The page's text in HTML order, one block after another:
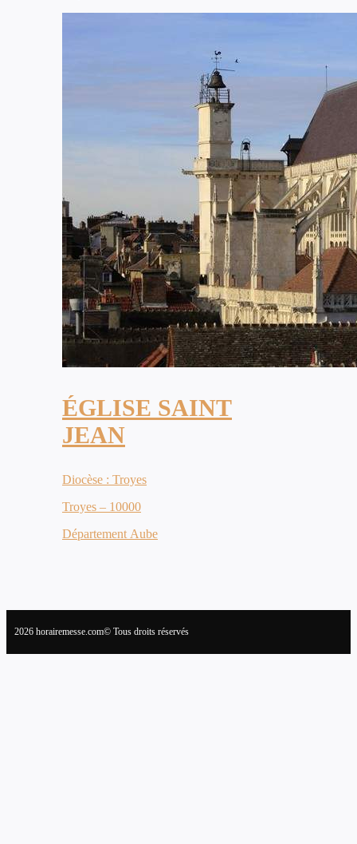
ÉGLISE SAINT
JEAN
Diocèse : Troyes
Troyes – 10000
Département Aube
2026 horairemesse.com© Tous droits réservés